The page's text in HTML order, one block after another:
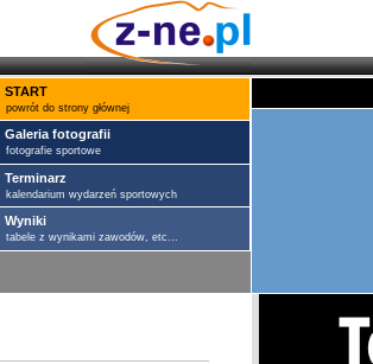
START
powrót do strony głównej
Galeria fotografii
fotografie sportowe
Terminarz
kalendarium wydarzeń sportowych
Wyniki
tabele z wynikami zawodów, etc...